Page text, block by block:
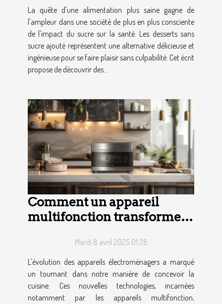
La quête d'une alimentation plus saine gagne de
l'ampleur dans une société de plus en plus consciente
de l'impact du sucre sur la santé. Les desserts sans
sucre ajouté représentent une alternative délicieuse et
ingénieuse pour se faire plaisir sans culpabilité. Cet écrit
propose de découvrir des...
Comment un appareil
multifonction transforme-t-
Mardi 8 avril 2025 01:28
L'évolution des appareils électroménagers a marqué
un tournant dans notre manière de concevoir la
cuisine. Ces nouvelles technologies, incarnées
notamment par les appareils multifonction,